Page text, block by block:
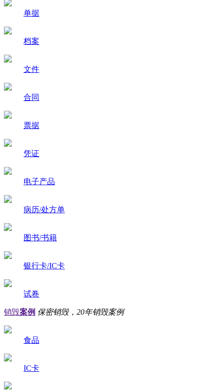
单据
档案
文件
合同
票据
凭证
电子产品
病历/处方单
图书/书籍
银行卡/IC卡
试卷
销毁案例 保密销毁，20年销毁案例
食品
IC卡